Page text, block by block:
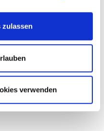
zulassen
verwenden